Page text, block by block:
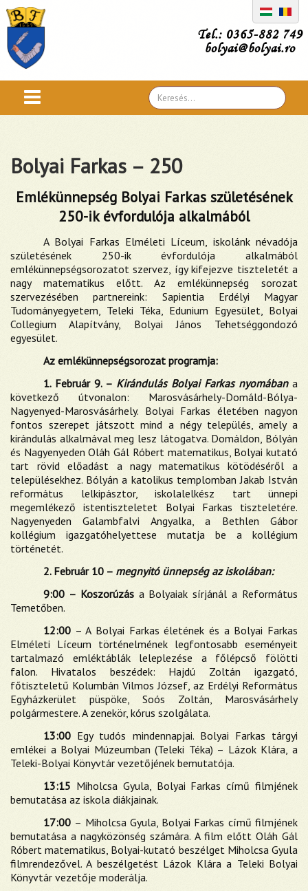
Tel.: 0365-882 749
bolyai@bolyai.ro
Search
...
Bolyai Farkas – 250
Emlékünnepség Bolyai Farkas születésének
250-ik évfordulója alkalmából
A Bolyai Farkas Elméleti Líceum, iskolánk névadója
születésének 250-ik évfordulója alkalmából
emlékünnepségsorozatot szervez, így kifejezve tiszteletét a
nagy matematikus előtt. Az emlékünnepség sorozat
szervezésében partnereink: Sapientia Erdélyi Magyar
Tudományegyetem, Teleki Téka, Edunium Egyesület, Bolyai
Collegium Alapítvány, Bolyai János Tehetséggondozó
egyesület.
Az emlékünnepségsorozat programja:
1. Február 9. – Kirándulás Bolyai Farkas nyomábana
következő útvonalon: Marosvásárhely-Domáld-Bólya-
Nagyenyed-Marosvásárhely. Bolyai Farkas életében nagyon
fontos szerepet játszott mind a négy település, amely a
kirándulás alkalmával meg lesz látogatva. Domáldon, Bólyán
és Nagyenyeden Oláh Gál Róbert matematikus, Bolyai kutató
tart rövid előadást a nagy matematikus kötödéséről a
településekhez. Bólyán a katolikus templomban Jakab István
református lelkipásztor, iskolalelkész tart ünnepi
megemlékező istentiszteletet Bolyai Farkas tiszteletére.
Nagyenyeden Galambfalvi Angyalka, a Bethlen Gábor
kollégium igazgatóhelyettese mutatja be a kollégium
történetét.
2. Február 10 – megnyitó ünnepség az iskolában:
9:00 – Koszorúzása Bolyaiak sírjánál a Református
Temetőben.
12:00 – A Bolyai Farkas életének és a Bolyai Farkas
Elméleti Líceum történelmének legfontosabb eseményeit
tartalmazó emléktáblák leleplezése a főlépcső fölötti
falon. Hivatalos beszédek: Hajdú Zoltán igazgató,
főtiszteletű Kolumbán Vilmos József, az Erdélyi Református
Egyházkerület püspöke, Soós Zoltán, Marosvásárhely
polgármestere. A zenekör, kórus szolgálata.
13:00 Egy tudós mindennapjai. Bolyai Farkas tárgyi
emlékei a Bolyai Múzeumban (Teleki Téka) – Lázok Klára, a
Teleki-Bolyai Könyvtár vezetőjének bemutatója.
13:15 Miholcsa Gyula, Bolyai Farkas című filmjének
bemutatása az iskola diákjainak.
17:00 – Miholcsa Gyula, Bolyai Farkas című filmjének
bemutatása a nagyközönség számára. A film előtt Oláh Gál
Róbert matematikus, Bolyai-kutató beszélget Miholcsa Gyula
filmrendezővel. A beszélgetést Lázok Klára a Teleki Bolyai
Könyvtár vezetője moderálja.